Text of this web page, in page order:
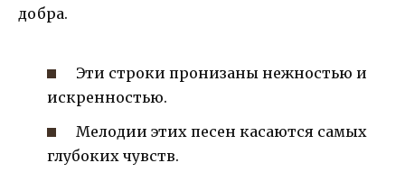
добра.
Эти строки пронизаны нежностью и
искренностью.
Мелодии этих песен касаются самых
глубоких чувств.